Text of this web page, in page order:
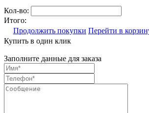
Кол-во:
Итого:
Продолжить покупки Перейти в
Купить в один клик
Заполните данные для заказа